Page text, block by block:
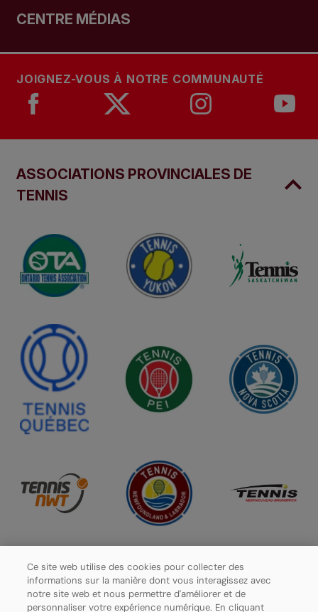
CENTRE MÉDIAS
JOIGNEZ-VOUS À NOTRE COMMUNAUTÉ
ASSOCIATIONS PROVINCIALES DE
TENNIS
Ce site web utilise des cookies pour collecter des
informations sur la manière dont vous interagissez avec
notre site web et nous permettre d'améliorer et de
personnaliser votre expérience numérique. En cliquant